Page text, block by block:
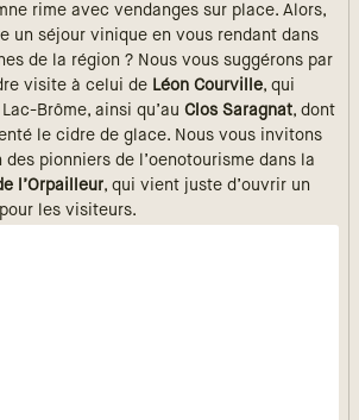
rime avec vendanges sur place. Alors,
un séjour vinique en vous rendant dans
de la région ? Nous vous suggérons par
visite à celui de Léon Courville, qui
Brôme, ainsi qu’au Clos Saragnat, dont
le cidre de glace. Nous vous invitons
pionniers de l’oenotourisme dans la
l’Orpailleur, qui vient juste d’ouvrir un
les visiteurs.